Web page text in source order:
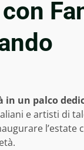
un palco
e artisti di